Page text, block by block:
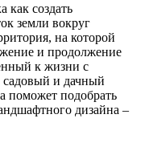
как создать
земли вокруг
на которой
и продолжение
к жизни с
и дачный
поможет подобрать
дизайна –